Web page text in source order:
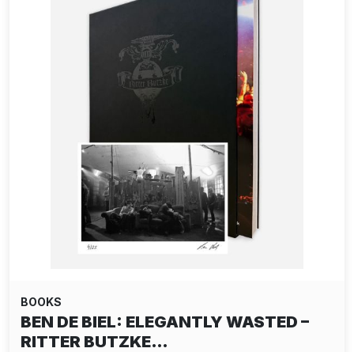
BOOKS
BEN DE BIEL: ELEGANTLY WASTED –
RITTER BUTZKE…